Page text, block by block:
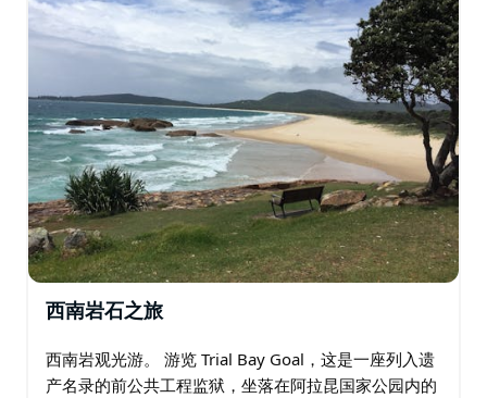
西南岩石之旅
西南岩观光游。 游览 Trial Bay Goal，这是一座列入遗
产名录的前公共工程监狱，坐落在阿拉昆国家公园内的